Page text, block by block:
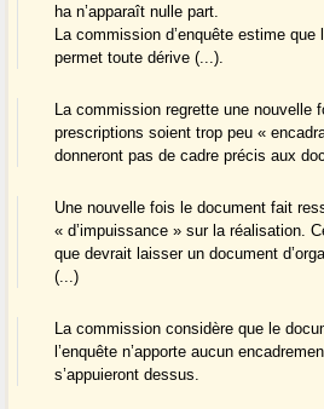
ha n’apparaît nulle part.
La commission d’enquête estime que
permet toute dérive (...).
La commission regrette une nouvelle
prescriptions soient trop peu «
donneront pas de cadre précis aux
Une nouvelle fois le document fait
« d’impuissance » sur la réalisation.
que devrait laisser un document
(...)
La commission considère que le
l’enquête n’apporte aucun
s’appuieront dessus.